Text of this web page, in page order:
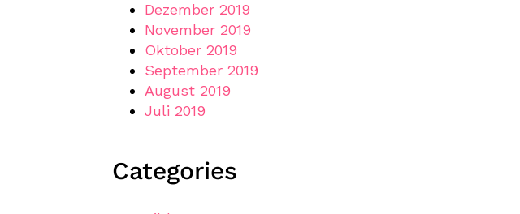
Dezember 2019
November 2019
Oktober 2019
September 2019
August 2019
Juli 2019
Categories